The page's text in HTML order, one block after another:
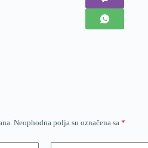
Neophodna polja su označena sa *